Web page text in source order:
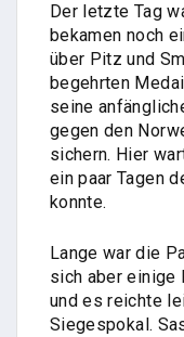
Der letzte Tag
bekamen noch
über Pitz und
begehrten
seine
gegen den
sichern. Hier
ein paar Tagen
konnte.
Lange war die
sich aber einige
und es reichte
Siegespokal.